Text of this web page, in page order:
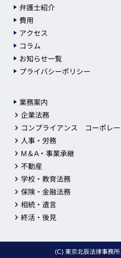
弁護士紹介
費用
アクセス
コラム
お知らせ一覧
プライバシーポリシー
業務案内
企業法務
コンプライアンス コーポレ
人事・労務
M＆A・事業承継
不動産
学校・教育法務
保険・金融法務
相続・遺言
終活・後見
(C) 東京北辰法律事務